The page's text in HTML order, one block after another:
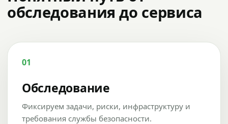
обследования до сервиса
01
Обследование
Фиксируем задачи, риски, инфраструктуру и
требования службы безопасности.